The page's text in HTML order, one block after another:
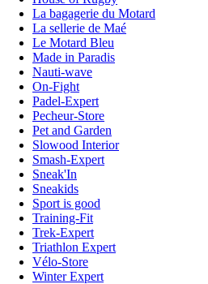
La bagagerie du Motard
La sellerie de Maé
Le Motard Bleu
Made in Paradis
Nauti-wave
On-Fight
Padel-Expert
Pecheur-Store
Pet and Garden
Slowood Interior
Smash-Expert
Sneak'In
Sneakids
Sport is good
Training-Fit
Trek-Expert
Triathlon Expert
Vélo-Store
Winter Expert